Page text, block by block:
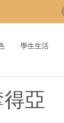
學生生活
亞